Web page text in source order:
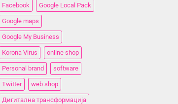
Facebook Google Local Pack
Google maps
Google My Business
Korona Virus online shop
Personal brand software
Twitter web shop
Дигитална трансформација